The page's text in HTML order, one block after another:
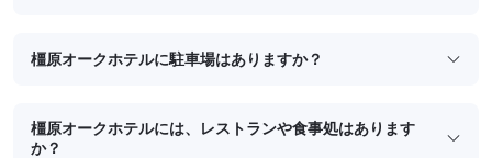
橿原オークホテルに駐車場はありますか？
橿原オークホテルには、レストランや食事処はあります
か？